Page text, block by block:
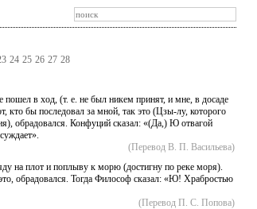
24 25 26 27 28
в ход, (т. е. не был никем принят, и мне, в досаде
кто бы последовал за мной, так это (Цзы-лу, которого
обрадовался. Конфуций сказал: «(Да,) Ю отвагой
(Перевод В. П. Васильева)
на плот и поплыву к морю (достигну по реке моря).
обрадовался. Тогда Философ сказал: «Ю! Храбростью
(Перевод П. С. Попова)